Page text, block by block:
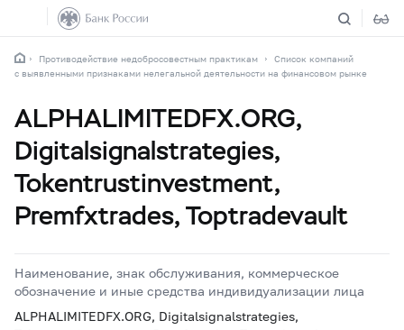
Противодействие недобросовестным практикам
Список компаний
с выявленными признаками нелегальной деятельности на финансовом рынке
ALPHALIMITEDFX.ORG,
Digitalsignalstrategies,
Tokentrustinvestment,
Premfxtrades, Toptradevault
Наименование, знак обслуживания, коммерческое
обозначение и иные средства индивидуализации лица
ALPHALIMITEDFX.ORG, Digitalsignalstrategies,